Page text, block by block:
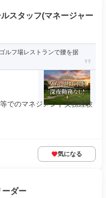
スタッフ(マネージャー
ルフ場レストランで腰を据
でのマネジメント実務経験
気になる
ーダー